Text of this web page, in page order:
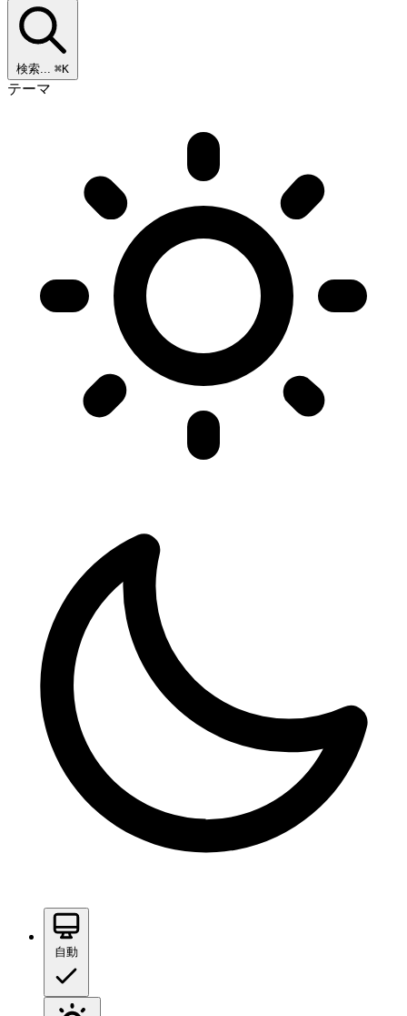
検索... ⌘K
テーマ
自動